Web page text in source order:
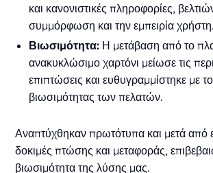
και κανονιστικές πληροφορίες,
συμμόρφωση και την εμπειρία χρήστη.
Βιωσιμότητα: Η μετάβαση από το
ανακυκλώσιμο χαρτόνι μείωσε τις
επιπτώσεις και ευθυγραμμίστηκε με
βιωσιμότητας των πελατών.
Αναπτύχθηκαν πρωτότυπα και μετά από
δοκιμές πτώσης και μεταφοράς,
βιωσιμότητα της λύσης μας.